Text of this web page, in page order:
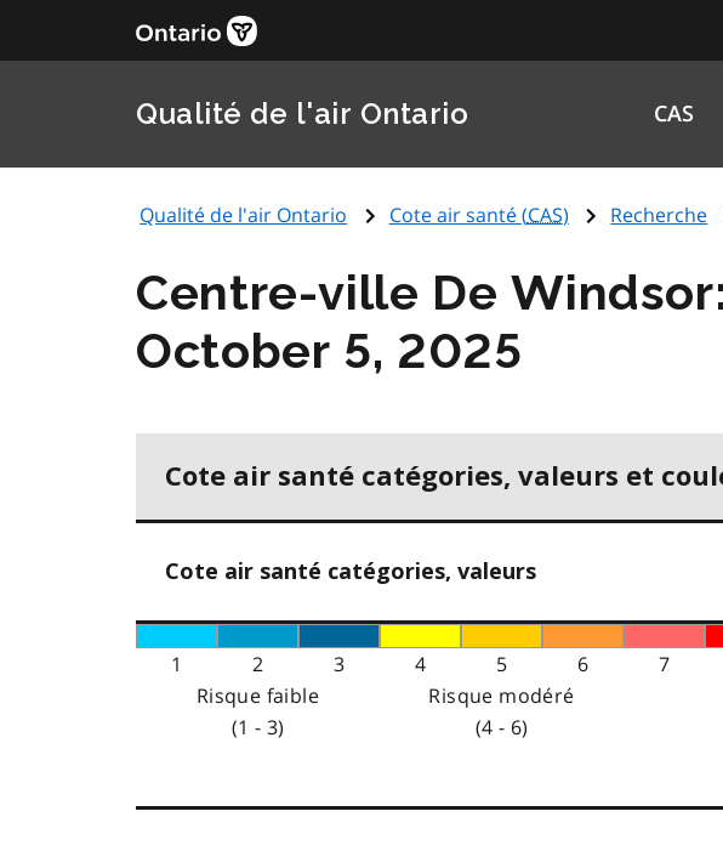
Qualité de l'air Ontario CAS
Qualité de l'air Ontario Cote air santé (CAS) Recherche
Centre-ville De
October 5, 2025
Cote air santé catégories, valeurs et
Cote air santé catégories, valeurs
1 2 3 4 5 6 7
Risque faible
(1 - 3)
Risque modéré
(4 - 6)